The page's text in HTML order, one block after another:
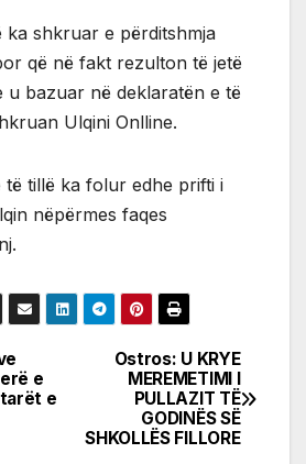
ka shkruar e përditshmja
që në fakt rezulton të jetë
u bazuar në deklaratën e të
Ulqini Onlline.
të tillë ka folur edhe prifti i
nëpërmes faqes
Ostros: U KRYE
MEREMETIMI I
PULLAZIT TË
GODINËS SË
SHKOLLËS FILLORE
e
e